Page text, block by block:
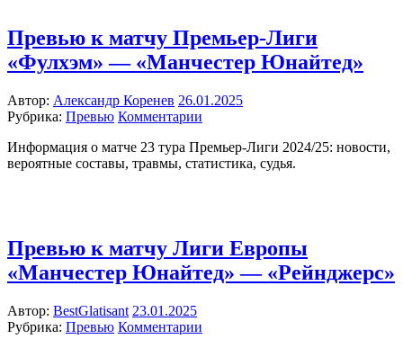
Превью к матчу Премьер-Лиги
«Фулхэм» — «Манчестер Юнайтед»
Автор: Александр Коренев 26.01.2025
Рубрика: Превью Комментарии
Информация о матче 23 тура Премьер-Лиги 2024/25: новости,
вероятные составы, травмы, статистика, судья.
Превью к матчу Лиги Европы
«Манчестер Юнайтед» — «Рейнджерс»
Автор: BestGlatisant 23.01.2025
Рубрика: Превью Комментарии